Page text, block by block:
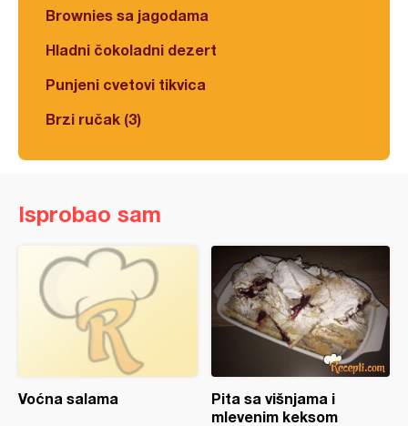
Brownies sa jagodama
Hladni čokoladni dezert
Punjeni cvetovi tikvica
Brzi ručak (3)
Isprobao sam
Voćna salama
Pita sa višnjama i
mlevenim keksom